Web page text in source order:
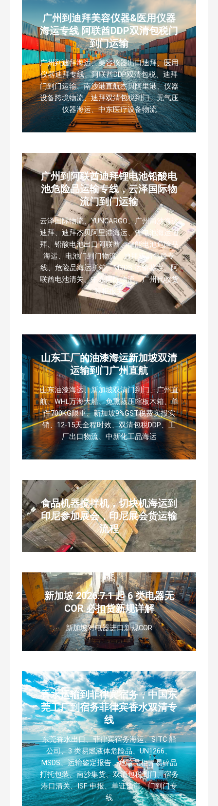
广州到迪拜美容仪器&医用仪器
海运专线 阿联酋DDP双清包税门
到门运输
广州到迪拜海运、美容仪器出口迪拜、医用
仪器迪拜专线、阿联酋DDP双清包税、迪拜
门到门运输、南沙港直航杰贝阿里港、仪器
设备跨境物流、迪拜双清包税到门、无气压
仪器海运、中东医疗设备物流
广州到阿联酋迪拜锂电池铅酸电
池危险品运输专线，云泽国际物
流门到门运输
云泽国际物流、YUNCARGO、广州南沙海运
迪拜、迪拜杰贝阿里港海运、锂电池海运迪
拜、铅酸电池出口阿联酋、储能电池危险品
海运、电池门到门物流、迪拜双清包税专
线、危险品海运拼箱、MSDS 运输鉴定、阿
联酋电池清关、中东国际物流、广州代收货
装柜报关
山东工厂的油漆海运新加坡双清
运输到门广州直航
山东油漆海运、新加坡双清门到门、广州直
航、WHL万海大船、免熏蒸压缩板木箱、单
件700KG限重、新加坡9%GST税费实报实
销、12-15天全程时效、双清包税DDP、工
厂出口物流、中新化工品海运
食品机器搅拌机，切块机海运到
印尼参加展会，印尼展会货运输
流程
新加坡 2026.7.1 起 6 类电器无
COR 必扣货新规详解
新加坡对电器进口新规COR
香水运输到菲律宾宿务，中国东
莞工厂到宿务菲律宾香水双清专
线
东莞香水出口、菲律宾宿务海运、SITC 船
公司、3 类易燃液体危险品、UN1266、
MSDS、运输鉴定报告、危险品柜、易碎品
打托包装、南沙集货、双清包税到门、宿务
港口清关、ISF 申报、单证预审、门到门专
线